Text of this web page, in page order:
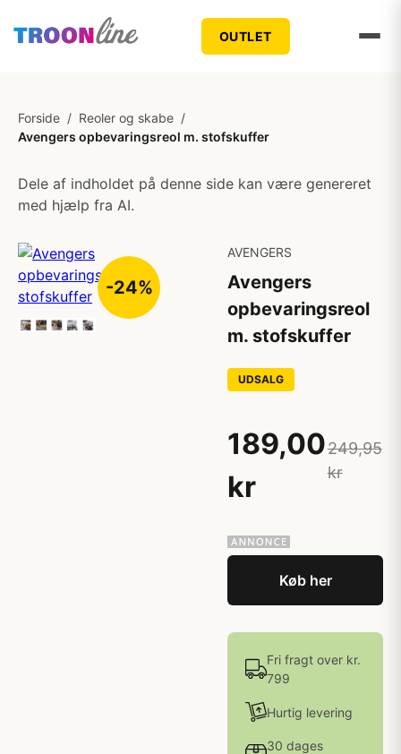
OUTLET
Forside / Reoler og skabe /
Avengers opbevaringsreol m. stofskuffer
Dele af indholdet på denne side kan være genereret
med hjælp fra AI.
-24%
AVENGERS
Avengers
opbevaringsreol
m. stofskuffer
UDSALG
189,00
kr
249,95
kr
Køb her
Fri fragt over kr.
799
Hurtig levering
30 dages